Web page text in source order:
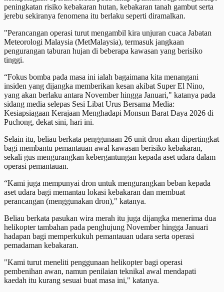
peningkatan risiko kebakaran hutan, kebakaran tanah gambut serta
jerebu sekiranya fenomena itu berlaku seperti diramalkan.
"Perancangan operasi turut mengambil kira unjuran cuaca Jabatan
Meteorologi Malaysia (MetMalaysia), termasuk jangkaan
pengurangan taburan hujan di beberapa kawasan yang berisiko
tinggi.
“Fokus bomba pada masa ini ialah bagaimana kita menangani
insiden yang dijangka memberikan kesan akibat Super El Nino,
yang akan berlaku antara November hingga Januari," katanya pada
sidang media selepas Sesi Libat Urus Bersama Media:
Kesiapsiagaan Kerajaan Menghadapi Monsun Barat Daya 2026 di
Puchong, dekat sini, hari ini.
Selain itu, beliau berkata penggunaan 26 unit dron akan dipertingkat
bagi membantu pemantauan awal kawasan berisiko kebakaran,
sekali gus mengurangkan kebergantungan kepada aset udara dalam
operasi pemantauan.
“Kami juga mempunyai dron untuk mengurangkan beban kepada
aset udara bagi memantau lokasi kebakaran dan membuat
perancangan (menggunakan dron)," katanya.
Beliau berkata pasukan wira merah itu juga dijangka menerima dua
helikopter tambahan pada penghujung November hingga Januari
hadapan bagi memperkukuh pemantauan udara serta operasi
pemadaman kebakaran.
"Kami turut meneliti penggunaan helikopter bagi operasi
pembenihan awan, namun penilaian teknikal awal mendapati
kaedah itu kurang sesuai buat masa ini," katanya.